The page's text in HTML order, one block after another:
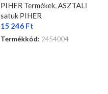
PIHER Termékek,ASZTALI
satuk PIHER
15 246 Ft
Termékkód: 2454004